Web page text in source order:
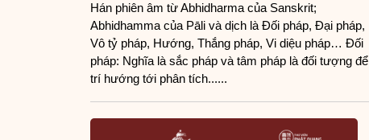
Hán phiên âm từ Abhidharma của Sanskrit;
Abhidhamma của Pāli và dịch là Đối pháp, Đại pháp,
Vô tỷ pháp, Hướng, Thắng pháp, Vi diệu pháp… Đối
pháp: Nghĩa là sắc pháp và tâm pháp là đối tượng để
trí hướng tới phân tích......